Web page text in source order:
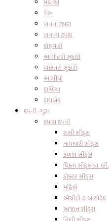
મધીયો
ગેરુ
પાનના ટપકા
પાનાના ટપકા
કોહવારો
આગોતરો સુકારો
પાછતરો સુકારો
આગીયો
દાળિયા
ડાયબેક
કંપની ન્યુઝ
કપાસ કંપની
રાસી સીડ્સ
નામધારી સીડ્સ
કળશ સીડ્સ
વિક્રમ સીડ્સ પ્રા. લી.
ડોક્ટર સીડ્સ
મહિકો
એગ્રીલેન્ડ બાયોટેક
અજીત સીડ્સ